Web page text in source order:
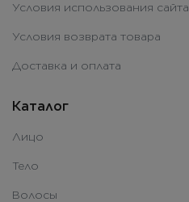
Условия использования сайта
Условия возврата товара
Доставка и оплата
Каталог
Лицо
Тело
Волосы